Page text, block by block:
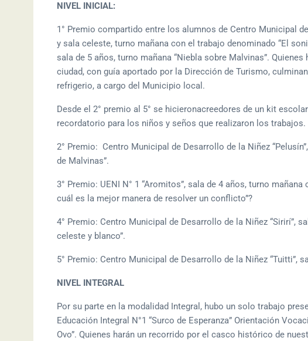
NIVEL INICIAL:
1° Premio compartido entre los alumnos de Centro Municipal
y sala celeste, turno mañana con el trabajo denominado “El
sala de 5 años, turno mañana “Niebla sobre Malvinas”.
ciudad, con guía aportado por la Dirección de Turismo,
refrigerio, a cargo del Municipio local.
Desde el 2° premio al 5° se hicieronacreedores de un kit
recordatorio para los niños y seños que realizaron los trabajos.
2° Premio: Centro Municipal de Desarrollo de la Niñez
de Malvinas”.
3° Premio: UENI N° 1 “Aromitos”, sala de 4 años, turno
cuál es la mejor manera de resolver un conflicto”?
4° Premio: Centro Municipal de Desarrollo de la Niñez “Sirirí”,
celeste y blanco”.
5° Premio: Centro Municipal de Desarrollo de la Niñez “Tuitti”,
NIVEL INTEGRAL
Por su parte en la modalidad Integral, hubo un solo trabajo
Educación Integral N°1 “Surco de Esperanza” Orientación
Ovo”. Quienes harán un recorrido por el casco histórico de